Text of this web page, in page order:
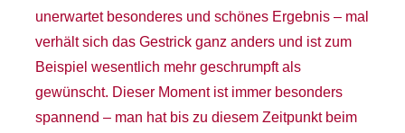
unerwartet besonderes und schönes Ergebnis – mal
verhält sich das Gestrick ganz anders und ist zum
Beispiel wesentlich mehr geschrumpft als
gewünscht. Dieser Moment ist immer besonders
spannend – man hat bis zu diesem Zeitpunkt beim